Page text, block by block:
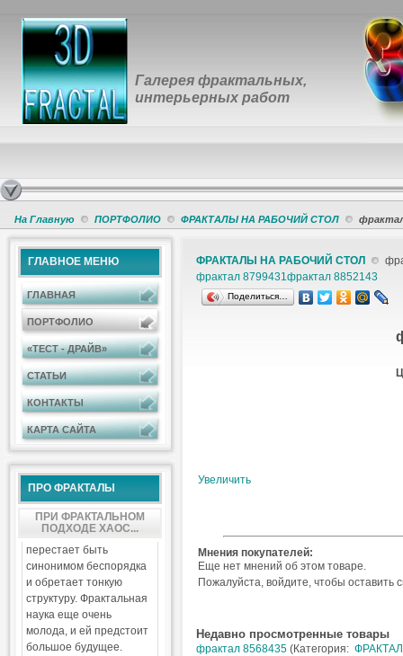
Галерея фрактальных,
интерьерных работ
На Главную ПОРТФОЛИО ФРАКТАЛЫ НА РАБОЧИЙ СТОЛ
ГЛАВНОЕ МЕНЮ
ГЛАВНАЯ
ПОРТФОЛИО
«ТЕСТ - ДРАЙВ»
СТАТЬИ
КОНТАКТЫ
КАРТА САЙТА
ПРО ФРАКТАЛЫ
ПРИ ФРАКТАЛЬНОМ
ПОДХОДЕ ХАОС...
перестает быть
синонимом беспорядка
и обретает тонкую
структуру. Фрактальная
наука еще очень
молода, и ей предстоит
большое будущее.
ФРАКТАЛЫ НА РАБОЧИЙ СТОЛ
фрактал 8799431фрактал 8852143
Поделиться…
Увеличить
Мнения покупателей:
Еще нет мнений об этом товаре.
Пожалуйста, войдите, чтобы оставить
Недавно просмотренные товары
фрактал 8568435 (Категория: